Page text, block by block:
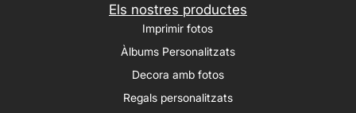
Els nostres productes
Imprimir fotos
Àlbums Personalitzats
Decora amb fotos
Regals personalitzats